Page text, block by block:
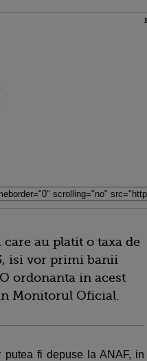
au platit o taxa de
isi vor primi banii
ordonanta in acest
Monitorul Oficial.
fi depuse la ANAF, in